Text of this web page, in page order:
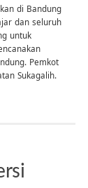
di Bandung
dan seluruh
untuk
Pemkot
Sukagalih.